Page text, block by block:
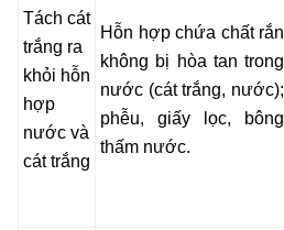
Tách cát
trắng ra
khỏi hỗn
hợp
nước và
cát trắng
Hỗn hợp chứa chất rắn
không bị hòa tan trong
nước (cát trắng, nước);
phễu, giấy lọc, bông
thấm nước.